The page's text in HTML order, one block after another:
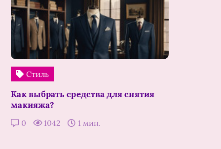
Стиль
Как выбрать средства для снятия
макияжа?
0 1042 1 мин.